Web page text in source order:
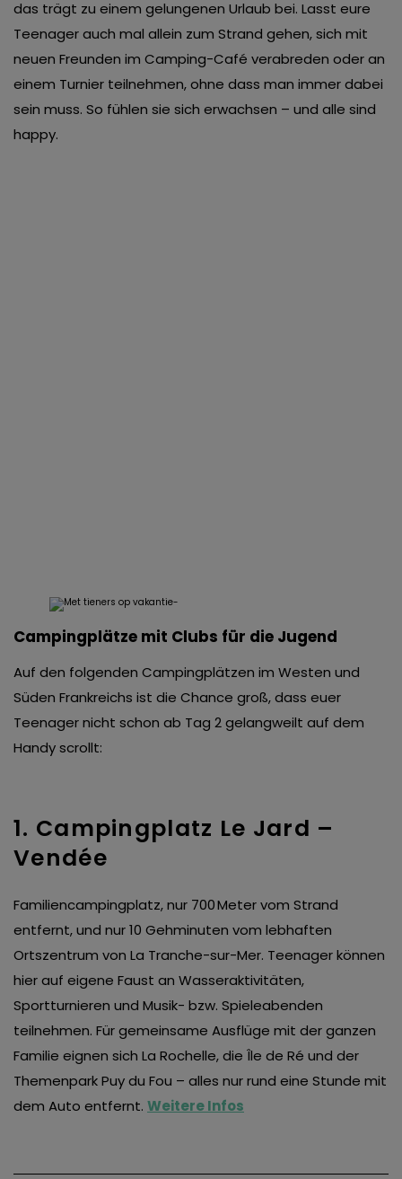
das trägt zu einem gelungenen Urlaub bei. Lasst eure
Teenager auch mal allein zum Strand gehen, sich mit
neuen Freunden im Camping-Café verabreden oder an
einem Turnier teilnehmen, ohne dass man immer dabei
sein muss. So fühlen sie sich erwachsen – und alle sind
happy.
Campingplätze mit Clubs für die Jugend
Auf den folgenden Campingplätzen im Westen und
Süden Frankreichs ist die Chance groß, dass euer
Teenager nicht schon ab Tag 2 gelangweilt auf dem
Handy scrollt:
1. Campingplatz Le Jard –
Vendée
Familiencampingplatz, nur 700 Meter vom Strand
entfernt, und nur 10 Gehminuten vom lebhaften
Ortszentrum von La Tranche-sur-Mer. Teenager können
hier auf eigene Faust an Wasseraktivitäten,
Sportturnieren und Musik- bzw. Spieleabenden
teilnehmen. Für gemeinsame Ausflüge mit der ganzen
Familie eignen sich La Rochelle, die Île de Ré und der
Themenpark Puy du Fou – alles nur rund eine Stunde mit
dem Auto entfernt. Weitere Infos